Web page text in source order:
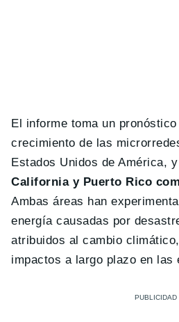
El informe toma un
crecimiento de las
Estados Unidos de América,
California y Puerto Rico
Ambas áreas han
energía causadas por
atribuidos al cambio
impactos a largo plazo en las